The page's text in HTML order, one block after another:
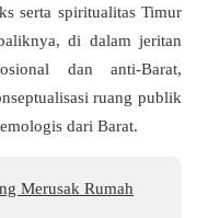
serta spiritualitas Timur
di dalam jeritan
dan anti-Barat,
ruang publik
dari Barat.
Merusak Rumah